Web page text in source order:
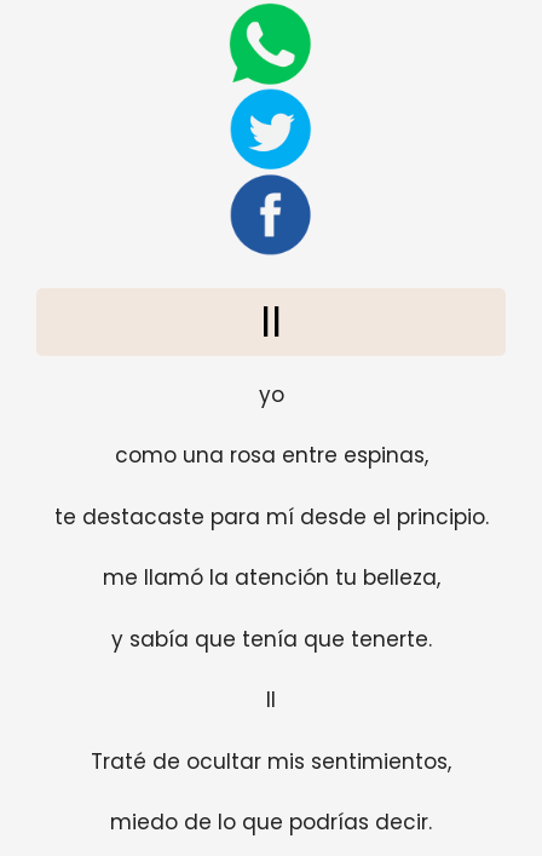
II
yo
como una rosa entre espinas,
te destacaste para mí desde el principio.
me llamó la atención tu belleza,
y sabía que tenía que tenerte.
II
Traté de ocultar mis sentimientos,
miedo de lo que podrías decir.